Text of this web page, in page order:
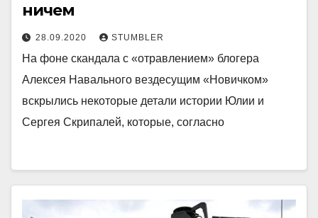
ничем
28.09.2020 STUMBLER
На фоне скандала с «отравлением» блогера
Алексея Навального вездесущим «Новичком»
вскрылись некоторые детали истории Юлии и
Сергея Скрипалей, которые, согласно